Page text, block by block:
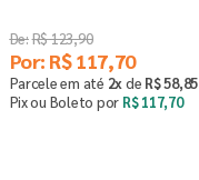
R$123,90
Por: R$ 117,70
Parcele em até 2xde R$58,85
Pix ou Boleto por R$ 117,70